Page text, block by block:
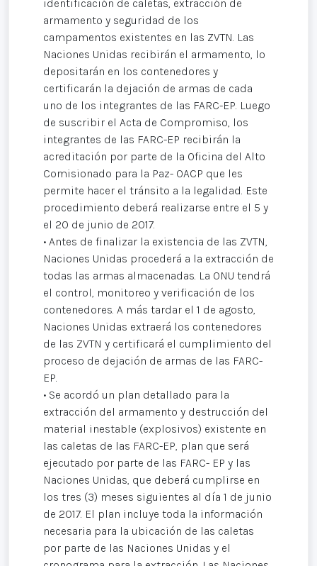
identificación de caletas, extracción de
armamento y seguridad de los
campamentos existentes en las ZVTN. Las
Naciones Unidas recibirán el armamento, lo
depositarán en los contenedores y
certificarán la dejación de armas de cada
uno de los integrantes de las FARC-EP. Luego
de suscribir el Acta de Compromiso, los
integrantes de las FARC-EP recibirán la
acreditación por parte de la Oficina del Alto
Comisionado para la Paz- OACP que les
permite hacer el tránsito a la legalidad. Este
procedimiento deberá realizarse entre el 5 y
el 20 de junio de 2017.
• Antes de finalizar la existencia de las ZVTN,
Naciones Unidas procederá a la extracción de
todas las armas almacenadas. La ONU tendrá
el control, monitoreo y verificación de los
contenedores. A más tardar el 1 de agosto,
Naciones Unidas extraerá los contenedores
de las ZVTN y certificará el cumplimiento del
proceso de dejación de armas de las FARC-
EP.
• Se acordó un plan detallado para la
extracción del armamento y destrucción del
material inestable (explosivos) existente en
las caletas de las FARC-EP, plan que será
ejecutado por parte de las FARC- EP y las
Naciones Unidas, que deberá cumplirse en
los tres (3) meses siguientes al día 1 de junio
de 2017. El plan incluye toda la información
necesaria para la ubicación de las caletas
por parte de las Naciones Unidas y el